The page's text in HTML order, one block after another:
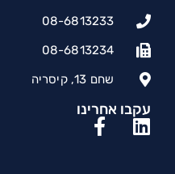
08-6813233
08-6813234
שחם 13, קיסריה
עקבו אחרינו